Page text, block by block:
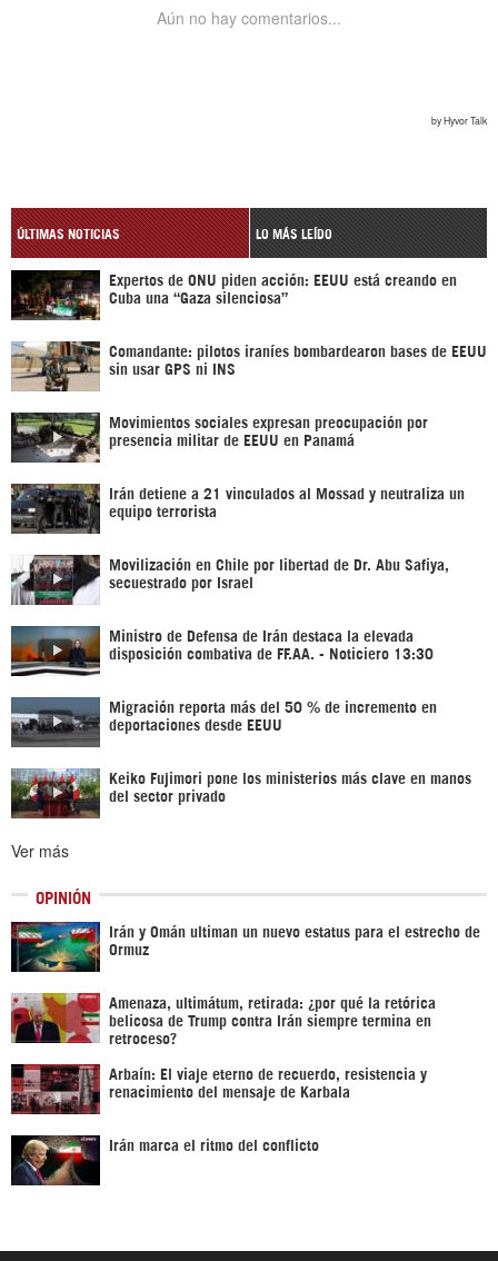
ÚLTIMAS NOTICIAS LO MÁS LEÍDO
Expertos de ONU piden acción: EEUU está creando en
Cuba una “Gaza silenciosa”
Comandante: pilotos iraníes bombardearon bases de EEUU
sin usar GPS ni INS
Movimientos sociales expresan preocupación por
presencia militar de EEUU en Panamá
Irán detiene a 21 vinculados al Mossad y neutraliza un
equipo terrorista
Movilización en Chile por libertad de Dr. Abu Safiya,
secuestrado por Israel
Ministro de Defensa de Irán destaca la elevada
disposición combativa de FF.AA. - Noticiero 13:30
Migración reporta más del 50 % de incremento en
deportaciones desde EEUU
Keiko Fujimori pone los ministerios más clave en manos
del sector privado
Ver más
OPINIÓN
Irán y Omán ultiman un nuevo estatus para el estrecho de
Ormuz
Amenaza, ultimátum, retirada: ¿por qué la retórica
belicosa de Trump contra Irán siempre termina en
retroceso?
Arbaín: El viaje eterno de recuerdo, resistencia y
renacimiento del mensaje de Karbala
Irán marca el ritmo del conflicto